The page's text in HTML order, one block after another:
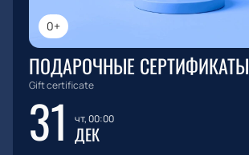
0+
ПОДАРОЧНЫЕ СЕРТИФИКАТЫ
Gift certificate
31 чт, 00:00
ДЕК